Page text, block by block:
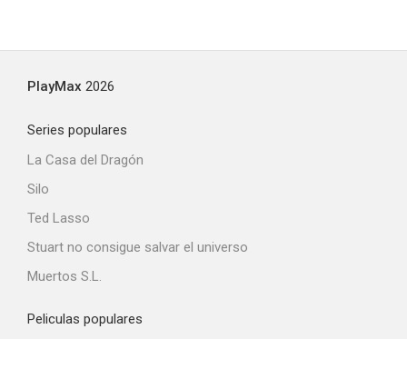
PlayMax 2026
Series populares
La Casa del Dragón
Silo
Ted Lasso
Stuart no consigue salvar el universo
Muertos S.L.
Peliculas populares